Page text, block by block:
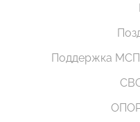
Поддержка